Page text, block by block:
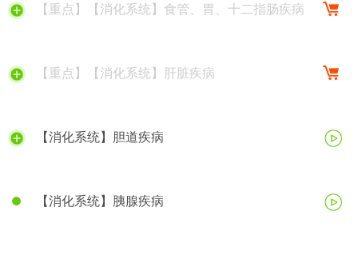
【重点】【消化系统】食管、胃、十二指肠疾病
【重点】【消化系统】肝脏疾病
【消化系统】胆道疾病
【消化系统】胰腺疾病